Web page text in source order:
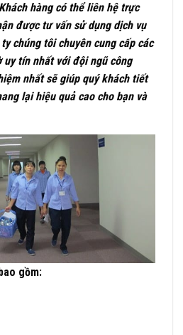
hàng có thể liên hệ trực
được tư vấn sử dụng dịch vụ
chúng tôi chuyên cung cấp các
uy tín nhất với đội ngũ công
nhất sẽ giúp quý khách tiết
lại hiệu quả cao cho bạn và
gồm: